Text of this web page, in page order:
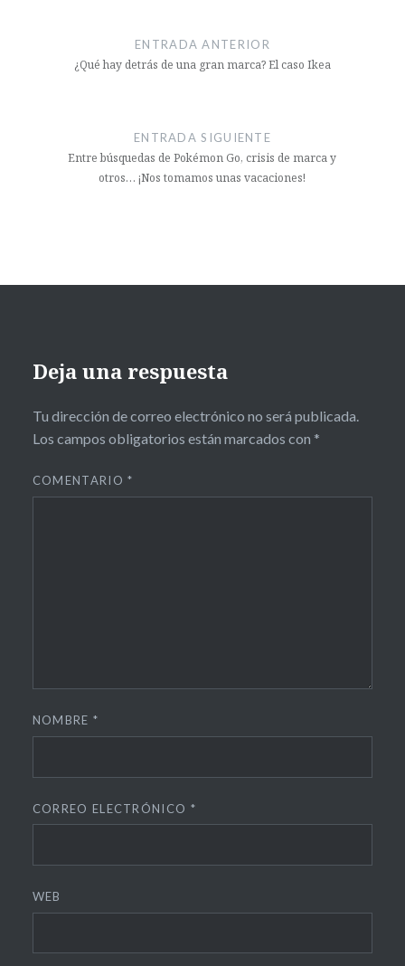
ENTRADA ANTERIOR
¿Qué hay detrás de una gran marca? El caso Ikea
ENTRADA SIGUIENTE
Entre búsquedas de Pokémon Go, crisis de marca y
otros… ¡Nos tomamos unas vacaciones!
Deja una respuesta
Tu dirección de correo electrónico no será publicada.
Los campos obligatorios están marcados con *
COMENTARIO*
NOMBRE *
CORREO ELECTRÓNICO *
WEB